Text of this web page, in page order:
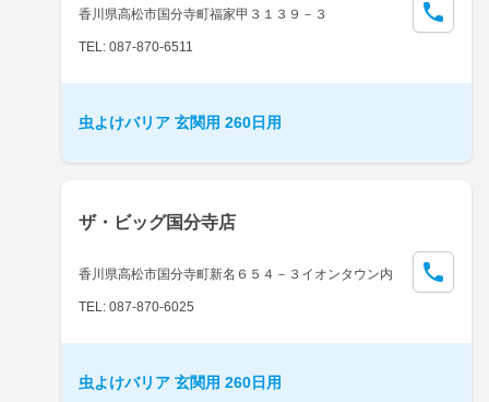
香川県高松市国分寺町福家甲３１３９－３
TEL: 087-870-6511
虫よけバリア 玄関用 260日用
ザ・ビッグ国分寺店
香川県高松市国分寺町新名６５４－３イオンタウン内
TEL: 087-870-6025
虫よけバリア 玄関用 260日用